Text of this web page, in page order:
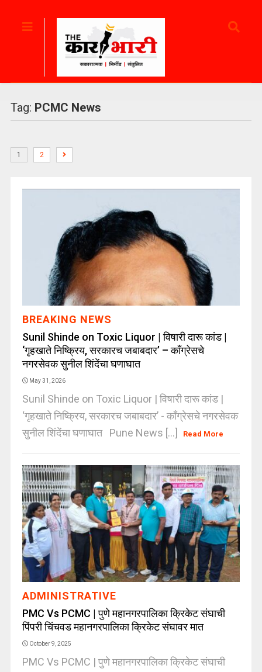
Tag: PCMC News
1 2
BREAKING NEWS
Sunil Shinde on Toxic Liquor | विषारी दारू कांड |
‘गृहखाते निष्क्रिय, सरकारच जबाबदार’ – काँग्रेसचे
नगरसेवक सुनील शिंदेंचा घणाघात
May 31, 2026
Sunil Shinde on Toxic Liquor | विषारी दारू कांड |
‘गृहखाते निष्क्रिय, सरकारच जबाबदार’ - काँग्रेसचे नगरसेवक
सुनील शिंदेंचा घणाघात Pune News [...]
Read More
ADMINISTRATIVE
PMC Vs PCMC | पुणे महानगरपालिका क्रिकेट संघाची
पिंपरी चिंचवड महानगरपालिका क्रिकेट संघावर मात
October 9, 2025
PMC Vs PCMC | पुणे महानगरपालिका क्रिकेट संघाची